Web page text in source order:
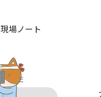
現場ノート